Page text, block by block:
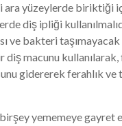
yüzeylerde biriktiği
diş ipliği
ve bakteri
diş macunu
gidererek ferahlık
yememeye